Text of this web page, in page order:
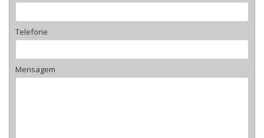
Telefone
Mensagem